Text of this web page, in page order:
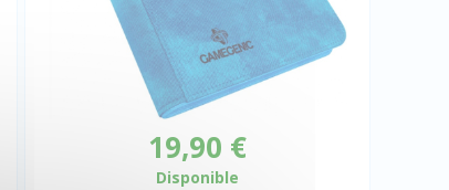
19,90 €
Disponible